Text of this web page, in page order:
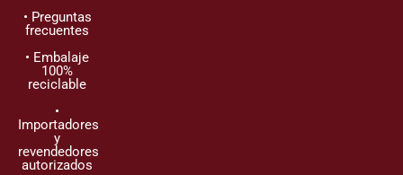
• Preguntas
frecuentes
• Embalaje
100%
reciclable
•
Importadores
y
revendedores
autorizados